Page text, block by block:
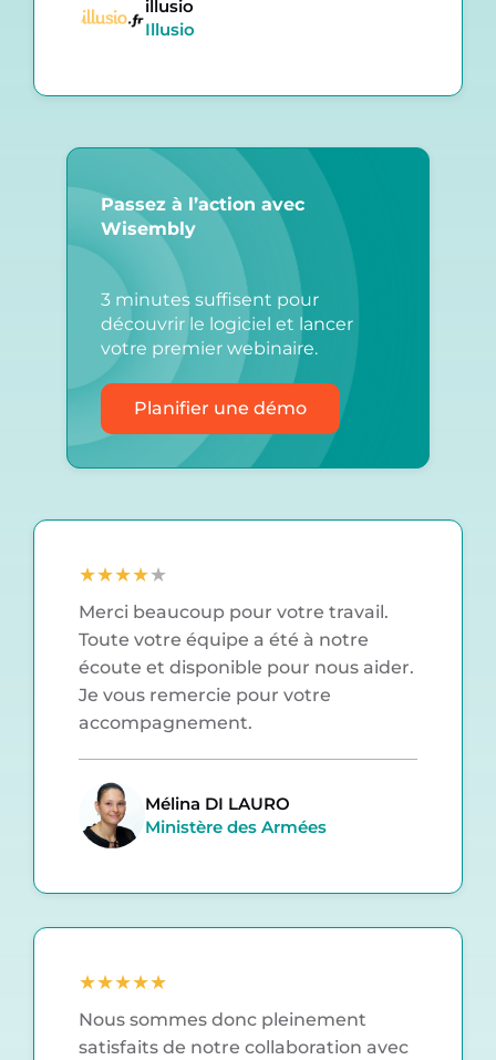
illusio
Illusio
Passez à l’action avec
Wisembly
3 minutes suffisent pour
découvrir le logiciel et lancer
votre premier webinaire.
Planifier une démo
★★★★★
Merci beaucoup pour votre travail.
Toute votre équipe a été à notre
écoute et disponible pour nous aider.
Je vous remercie pour votre
accompagnement.
Mélina DI LAURO
Ministère des Armées
★★★★★
Nous sommes donc pleinement
satisfaits de notre collaboration avec